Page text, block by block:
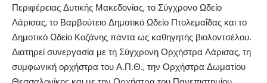
Περιφέρειας Δυτικής Μακεδονίας, το Σύγχρονο Ωδείο
Λάρισας, το Βαρβούτειο Δημοτικό Ωδείο Πτολεμαΐδας και το
Δημοτικό Ωδείο Κοζάνης πάντα ως καθηγητής βιολοντσέλου.
Διατηρεί συνεργασία με τη Σύγχρονη Ορχήστρα Λάρισας, τη
συμφωνική ορχήστρα του Α.Π.Θ., την Ορχήστρα Δωματίου